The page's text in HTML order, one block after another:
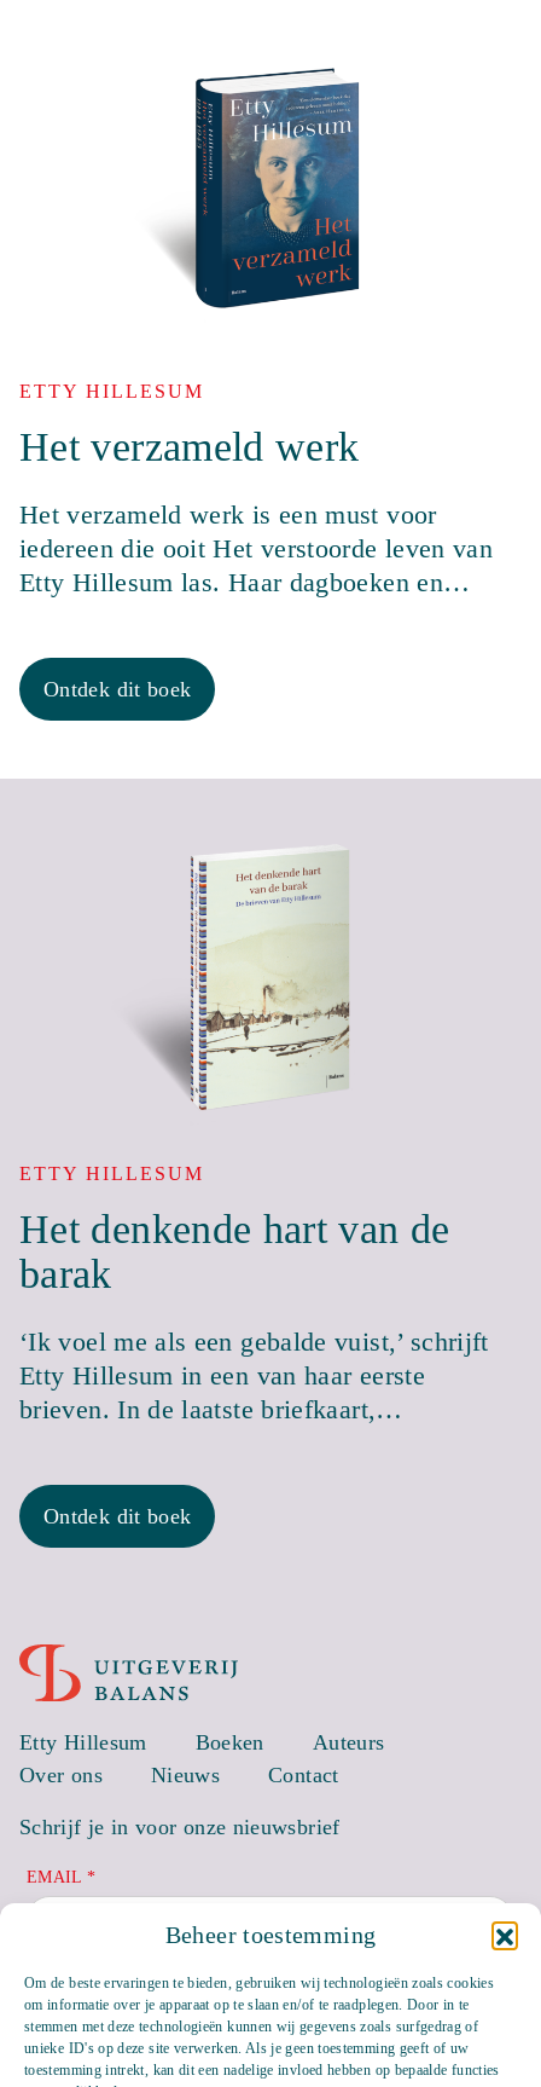
Beheer toestemming
Om de beste ervaringen te bieden, gebruiken wij technologieën zoals cookies
om informatie over je apparaat op te slaan en/of te raadplegen. Door in te
stemmen met deze technologieën kunnen wij gegevens zoals surfgedrag of
unieke ID's op deze site verwerken. Als je geen toestemming geeft of uw
toestemming intrekt, kan dit een nadelige invloed hebben op bepaalde functies
ETTY HILLESUM
Het verzameld werk
Het verzameld werk is een must voor
iedereen die ooit Het verstoorde leven van
Etty Hillesum las. Haar dagboeken en…
Ontdek dit boek
ETTY HILLESUM
Het denkende hart van de
barak
‘Ik voel me als een gebalde vuist,’ schrijft
Etty Hillesum in een van haar eerste
brieven. In de laatste briefkaart,…
Ontdek dit boek
Etty Hillesum Boeken
Auteurs
Over ons
Nieuws Contact
Schrijf je in voor onze nieuwsbrief
EMAIL *